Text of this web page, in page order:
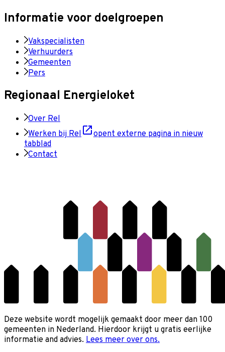
Informatie voor doelgroepen
Vakspecialisten
Verhuurders
Gemeenten
Pers
Regionaal Energieloket
Over Rel
Werken bij Rel
opent externe pagina in nieuw
tabblad
Contact
Deze website wordt mogelijk gemaakt door meer dan 100
gemeenten in Nederland. Hierdoor krijgt u gratis eerlijke
informatie and advies. Lees meer over ons.